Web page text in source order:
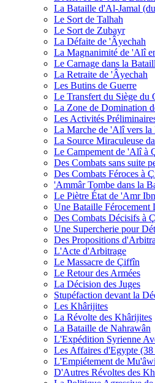
La Bataille d'Al-Jamal
Le Sort de Talhah
Le Sort de Zubayr
La Défaite de 'Âyechah
La Magnanimité de 'Alî
Le Carnage dans la
La Retraite de 'Âyechah
Les Butins de Guerre
Le Transfert du Siège du
La Zone de Domination
Les Activités
La Marche de 'Alî vers la
La Source Miraculeuse
Le Campement de 'Alî à
Des Combats sans suite
Des Combats Féroces à
'Ammâr Tombe dans la
Le Piètre État de 'Amr
Une Bataille Férocement
Des Combats Décisifs à
Une Supercherie pour
Des Propositions
L'Acte d'Arbitrage
Le Massacre de Çiffîn
Le Retour des Armées
La Décision des Juges
Stupéfaction devant la
Les Khârijites
La Révolte des Khârijites
La Bataille de Nahrawân
L'Expédition Syrienne
Les Affaires d'Egypte
L'Empiétement de
D'Autres Révoltes des